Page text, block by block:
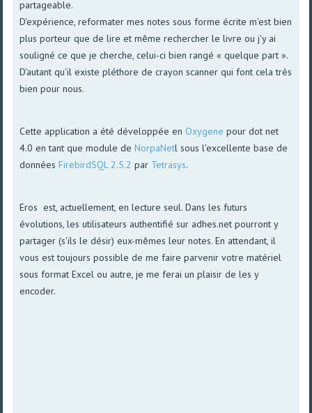
partageable.
D'expérience, reformater mes notes sous forme écrite m'est bien
plus porteur que de lire et même rechercher le livre ou j'y ai
souligné ce que je cherche, celui-ci bien rangé « quelque part ».
D'autant qu'il existe pléthore de crayon scanner qui font cela très
bien pour nous.
Cette application a été développée en Oxygene pour dot net
4.0 en tant que module deNorpaNetl sous l'excellente base de
donnéesFirebirdSQL 2.5.2 par Tetrasys.
Eros est, actuellement, en lecture seul. Dans les futurs
évolutions, les utilisateurs authentifié sur adhes.net pourront y
partager (s'ils le désir) eux-mêmes leur notes. En attendant, il
vous est toujours possible de me faire parvenir votre matériel
sous format Excel ou autre, je me ferai un plaisir de les y
encoder.